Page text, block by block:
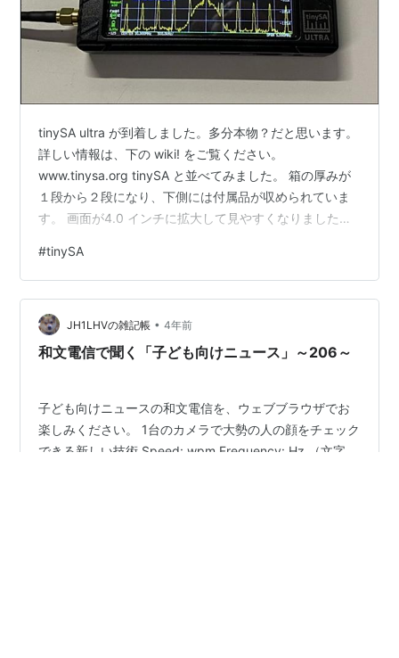
tinySA ultra が到着しました。多分本物？だと思います。
詳しい情報は、下の wiki! をご覧ください。
www.tinysa.org tinySA と並べてみました。 箱の厚みが
１段から２段になり、下側には付属品が収められていま
す。 画面が4.0 インチに拡大して見やすくなりました。
到着時のファームは、2022-11-02 バージョンです。 早
速、公式 wiki! から最新ファームをダウンロードしてバー
ジョンアップしました。（DFU への移行は、ジョグボタ
ン＋電源オン）今日現在、2022-12-21 のバージョンが最
新…
#tinySA
JH1LHVの雑記帳 • 4年前
和文電信で聞く「子ども向けニュース」～206～